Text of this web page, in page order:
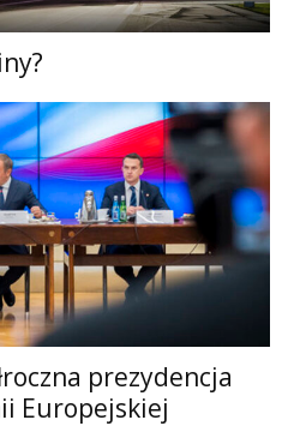
prezydencja
Europejskiej